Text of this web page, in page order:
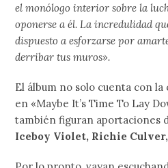
el monólogo interior sobre la
oponerse a él. La incredulidad
dispuesto a esforzarse por
derribar tus muros».
El álbum no solo cuenta con la
en «Maybe It’s Time To Lay
también figuran aportaciones
Iceboy Violet, Richie